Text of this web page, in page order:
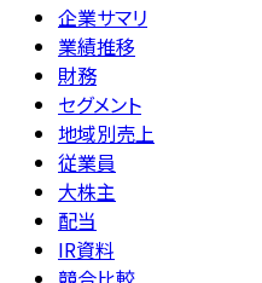
企業サマリ
業績推移
財務
セグメント
地域別売上
従業員
大株主
配当
IR資料